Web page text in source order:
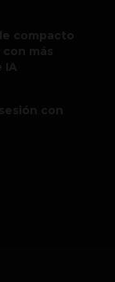
compacto
más
IA
con